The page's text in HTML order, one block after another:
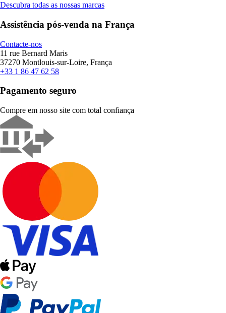
Descubra todas as nossas marcas
Assistência pós-venda na França
Contacte-nos
11 rue Bernard Maris
37270 Montlouis-sur-Loire, França
+33 1 86 47 62 58
Pagamento seguro
Compre em nosso site com total confiança